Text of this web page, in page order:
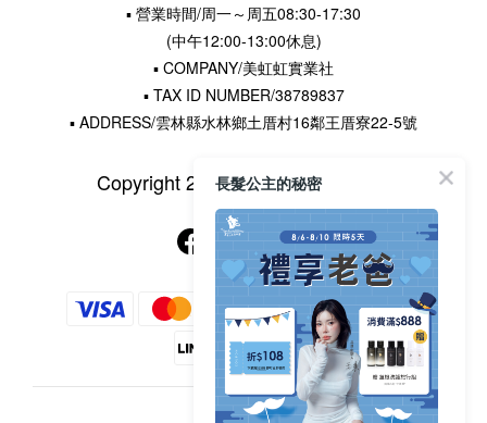
▪ 營業時間/周一～周五08:30-17:30
(中午12:00-13:00休息)
▪ COMPANY/美虹虹實業社
▪ TAX ID NUMBER/38789837
▪ ADDRESS/雲林縣水林鄉土厝村16鄰王厝寮22-5號
Copyright 2015 © 長髮公主的秘密
長髮公主的秘密